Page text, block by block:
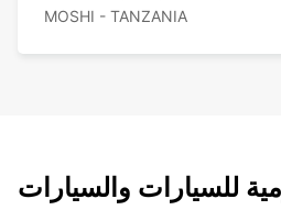
MOSHI - TANZANIA
للسيارات والسيارات